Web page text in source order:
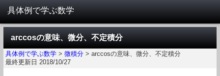
arccosの意味、微分、不定積分
具体例で学ぶ数学 > 微積分 > arccosの意味、微分、不定積分
最終更新日 2018/10/27